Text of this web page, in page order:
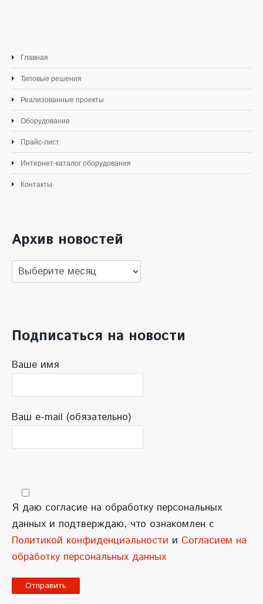
Главная
Типовые решения
Реализованные проекты
Оборудование
Прайс-лист
Интернет-каталог оборудования
Контакты
Архив новостей
Архив
новостей
Подписаться на новости
Ваше имя
Ваш e-mail (обязательно)
Я даю согласие на обработку персональных
данных и подтверждаю, что ознакомлен с
Политикой конфиденциальности и Согласием на
обработку персональных данных